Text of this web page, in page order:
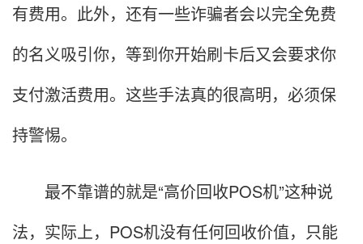
有费用。此外，还有一些诈骗者会以完全免费
的名义吸引你，等到你开始刷卡后又会要求你
支付激活费用。这些手法真的很高明，必须保
持警惕。
最不靠谱的就是“高价回收POS机”这种说
法，实际上，POS机没有任何回收价值，只能